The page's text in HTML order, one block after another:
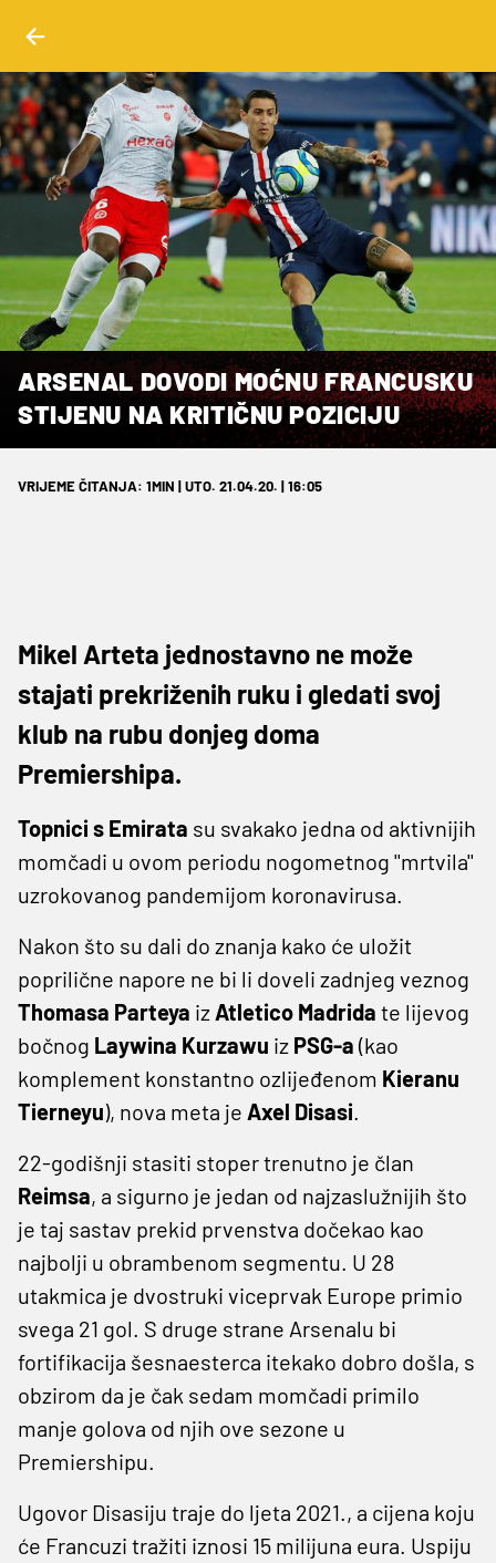
ARSENAL DOVODI MOĆNU FRANCUSKU
STIJENU NA KRITIČNU POZICIJU
VRIJEME ČITANJA: 1MIN | UTO. 21.04.20. | 16:05
Mikel Arteta jednostavno ne može
stajati prekriženih ruku i gledati svoj
klub na rubu donjeg doma
Premiershipa.
Topnici s Emirata su svakako jedna od aktivnijih
momčadi u ovom periodu nogometnog ''mrtvila''
uzrokovanog pandemijom koronavirusa.
Nakon što su dali do znanja kako će uložit
poprilične napore ne bi li doveli zadnjeg veznog
Thomasa Parteya iz Atletico Madrida te lijevog
bočnog Laywina Kurzawu iz PSG-a (kao
komplement konstantno ozlijeđenom Kieranu
Tierneyu), nova meta je Axel Disasi.
22-godišnji stasiti stoper trenutno je član
Reimsa, a sigurno je jedan od najzaslužnijih što
je taj sastav prekid prvenstva dočekao kao
najbolji u obrambenom segmentu. U 28
utakmica je dvostruki viceprvak Europe primio
svega 21 gol. S druge strane Arsenalu bi
fortifikacija šesnaesterca itekako dobro došla, s
obzirom da je čak sedam momčadi primilo
manje golova od njih ove sezone u
Premiershipu.
Ugovor Disasiju traje do ljeta 2021., a cijena koju
će Francuzi tražiti iznosi 15 milijuna eura. Uspiju